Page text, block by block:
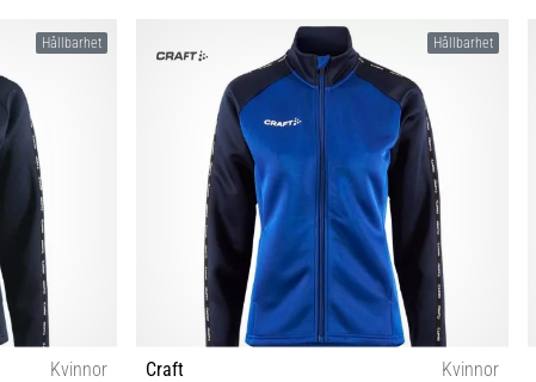
M
Hållbarhet
Kvinnor
Hållbarhet
Craft
Kvinnor